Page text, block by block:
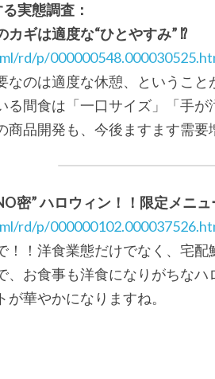
実態調査：
ギは適度な“ひとやすみ” ⁉
rd/p/
のは適度な休憩、ということ
る間食は「一口サイズ」「手
品開発も、今後ますます需要
密” ハロウィン！！限定メニュ
rd/p/
！！洋食業態だけでなく、宅
、お食事も洋食になりがちな
華やかになりますね。